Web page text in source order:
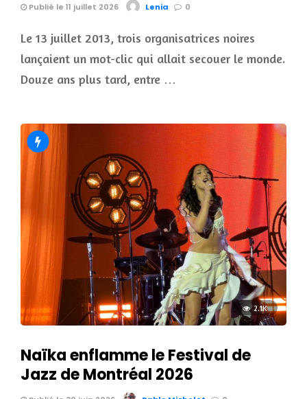
Publié le 11 juillet 2026 Lenia 0
Le 13 juillet 2013, trois organisatrices noires
lançaient un mot-clic qui allait secouer le monde.
Douze ans plus tard, entre …
2.1K
Naïka enflamme le Festival de
Jazz de Montréal 2026